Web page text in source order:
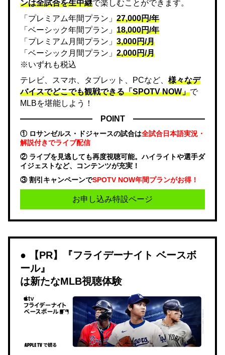
ンは全試合を生中継で楽しむことができます。
「プレミアム年間プラン」 27,000円/年
「ベーシック年間プラン」 18,000円/年
「プレミアム月間プラン」 3,000円/月
「ベーシック月間プラン」 2,000円/月
※いずれも税込
テレビ、スマホ、タブレット、PCなど、 様々なデ
バイスでどこでも観戦できる「SPOTV NOW」で
MLBを堪能しよう！
POINT
① ロサンゼルス・ドジャースの試合は全試合日本語実況・
解説付きでライブ配信
② ライブを見逃しても再度視聴可能。ハイライトや選手ダ
イジェストなど、コンテンツが充実！
③ 割引キャンペーンでSPOTV NOW年間プランがお得！
お申し込み特設ページ
【PR】『フライデーナイト ベースボ
ール』
は新たなMLB視聴体験